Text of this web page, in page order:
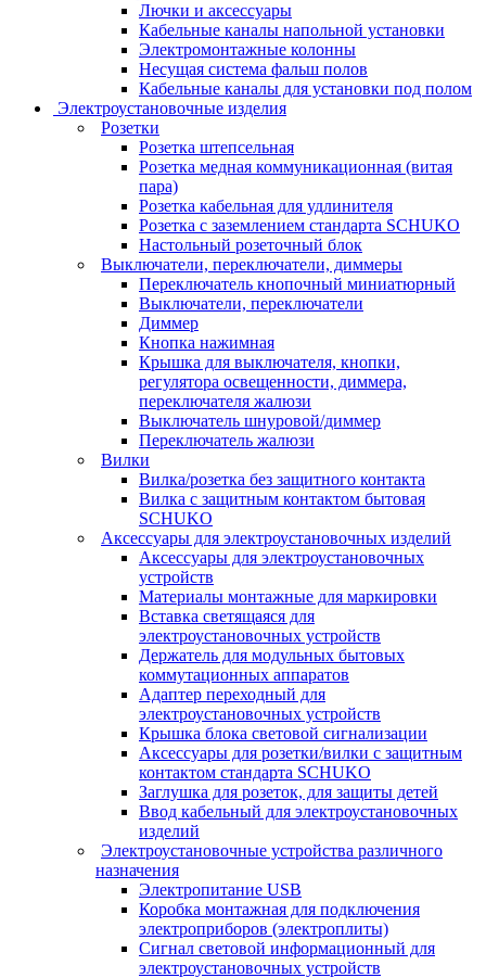
Лючки и аксессуары
Кабельные каналы напольной установки
Электромонтажные колонны
Несущая система фальш полов
Кабельные каналы для установки под полом
Электроустановочные изделия
Розетки
Розетка штепсельная
Розетка медная коммуникационная (витая
пара)
Розетка кабельная для удлинителя
Розетка с заземлением стандарта SCHUKO
Настольный розеточный блок
Выключатели, переключатели, диммеры
Переключатель кнопочный миниатюрный
Выключатели, переключатели
Диммер
Кнопка нажимная
Крышка для выключателя, кнопки,
регулятора освещенности, диммера,
переключателя жалюзи
Выключатель шнуровой/диммер
Переключатель жалюзи
Вилки
Вилка/розетка без защитного контакта
Вилка с защитным контактом бытовая
SCHUKO
Аксессуары для электроустановочных изделий
Аксессуары для электроустановочных
устройств
Материалы монтажные для маркировки
Вставка светящаяся для
электроустановочных устройств
Держатель для модульных бытовых
коммутационных аппаратов
Адаптер переходный для
электроустановочных устройств
Крышка блока световой сигнализации
Аксессуары для розетки/вилки с защитным
контактом стандарта SCHUKO
Заглушка для розеток, для защиты детей
Ввод кабельный для электроустановочных
изделий
Электроустановочные устройства различного
назначения
Электропитание USB
Коробка монтажная для подключения
электроприборов (электроплиты)
Сигнал световой информационный для
электроустановочных устройств